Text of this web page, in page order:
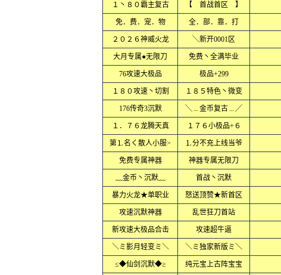
１丶８０霸主复古 【 首战首区 】
免．费．宠．物 全．部．靠．打
２０２６神威火龙 ╲新开0001区
大月专属●无限刀 免费丶全满毕业
76攻速大极品 极品+299
１８０攻速丶切割 １８５特色丶微变
176传奇3沉默 ╲﹍金币复古﹍╱
１．７６龙腾天真 １７６小极品+６
第⒈名く散人小服> ⒈分不充上线当爷
免费专属神器 神器专属无限刀
﹏金币丶沉默﹏ 首战丶沉默
暴力火龙★单职业 怒送顶赞★新首区
攻速沉默神器 乱世狂刀首站
新攻速大极品合击 攻速超牛逼
＼ミ影月轻变ミ＼ ＼ミ独家新版ミ＼
≤◆仙剑沉默◆≥ 纯元宝上古阵宝宝